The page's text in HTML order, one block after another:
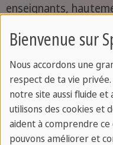
enseignants,
et des techniques
maximiser les
leçons théoriques,
nombreux exercices
d'examen pour se
exigences des tests.
Bienvenue sur
Nous accordons une
respect de ta vie
notre site aussi fluide et
utilisons des cookies et
aident à comprendre ce
pouvons améliorer et